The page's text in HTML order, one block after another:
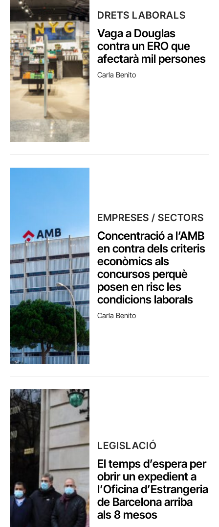
DRETS LABORALS
Vaga a Douglas
contra un ERO que
afectarà mil persones
Carla Benito
EMPRESES / SECTORS
Concentració a l’AMB
en contra dels criteris
econòmics als
concursos perquè
posen en risc les
condicions laborals
Carla Benito
LEGISLACIÓ
El temps d’espera per
obrir un expedient a
l’Oficina d’Estrangeria
de Barcelona arriba
als 8 mesos